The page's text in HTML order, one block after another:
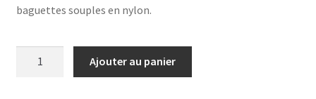
baguettes souples en nylon.
Ajouter au panier